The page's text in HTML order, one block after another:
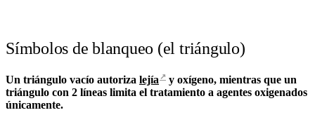
Símbolos de blanqueo (el triángulo)
Un triángulo vacío autoriza lejía ↗ y oxígeno, mientras que un
triángulo con 2 líneas limita el tratamiento a agentes oxigenados
únicamente.